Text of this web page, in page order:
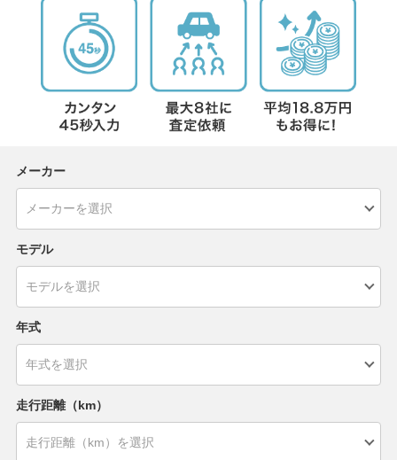
メーカー
モデル
年式
走行距離（km）